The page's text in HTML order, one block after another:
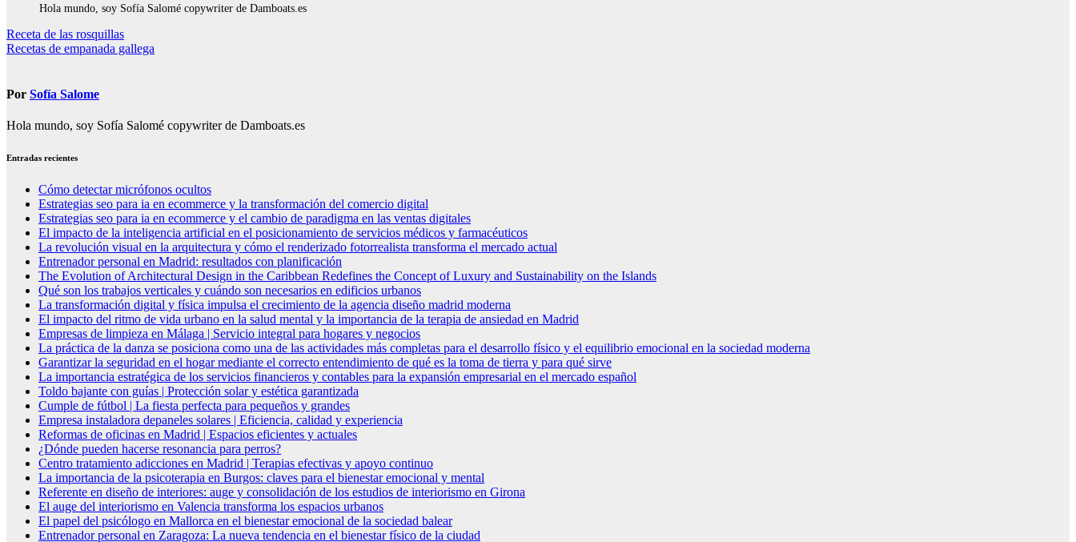
Hola mundo, soy Sofía Salomé copywriter de Damboats.es
Navegación
de
Receta de las rosquillas
Recetas de empanada gallega
Por Sofía Salome
Hola mundo, soy Sofía Salomé copywriter de Damboats.es
Entradas recientes
Cómo detectar micrófonos ocultos
Estrategias seo para ia en ecommerce y la transformación del comercio digital
Estrategias seo para ia en ecommerce y el cambio de paradigma en las ventas digitales
El impacto de la inteligencia artificial en el posicionamiento de servicios médicos y farmacéuticos
La revolución visual en la arquitectura y cómo el renderizado fotorrealista transforma el mercado actual
Entrenador personal en Madrid: resultados con planificación
The Evolution of Architectural Design in the Caribbean Redefines the Concept of Luxury and Sustainability on the Islands
Qué son los trabajos verticales y cuándo son necesarios en edificios urbanos
La transformación digital y física impulsa el crecimiento de la agencia diseño madrid moderna
El impacto del ritmo de vida urbano en la salud mental y la importancia de la terapia de ansiedad en Madrid
Empresas de limpieza en Málaga | Servicio integral para hogares y negocios
La práctica de la danza se posiciona como una de las actividades más completas para el desarrollo físico y el equilibrio emocional en la sociedad moderna
Garantizar la seguridad en el hogar mediante el correcto entendimiento de qué es la toma de tierra y para qué sirve
La importancia estratégica de los servicios financieros y contables para la expansión empresarial en el mercado español
Toldo bajante con guías | Protección solar y estética garantizada
Cumple de fútbol | La fiesta perfecta para pequeños y grandes
Empresa instaladora depaneles solares | Eficiencia, calidad y experiencia
Reformas de oficinas en Madrid | Espacios eficientes y actuales
¿Dónde pueden hacerse resonancia para perros?
Centro tratamiento adicciones en Madrid | Terapias efectivas y apoyo continuo
La importancia de la psicoterapia en Burgos: claves para el bienestar emocional y mental
Referente en diseño de interiores: auge y consolidación de los estudios de interiorismo en Girona
El auge del interiorismo en Valencia transforma los espacios urbanos
El papel del psicólogo en Mallorca en el bienestar emocional de la sociedad balear
Entrenador personal en Zaragoza: La nueva tendencia en el bienestar físico de la ciudad